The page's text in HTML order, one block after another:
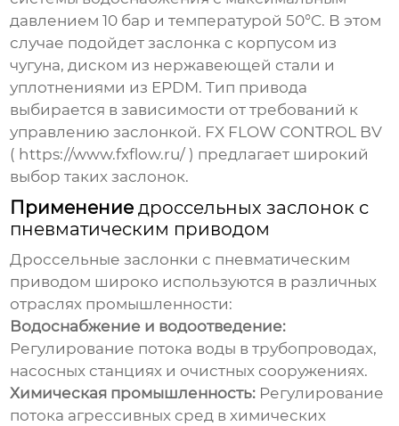
давлением 10 бар и температурой 50°C. В этом
случае подойдет заслонка с корпусом из
чугуна, диском из нержавеющей стали и
уплотнениями из EPDM. Тип привода
выбирается в зависимости от требований к
управлению заслонкой. FX FLOW CONTROL BV
( https://www.fxflow.ru/ ) предлагает широкий
выбор таких заслонок.
Применениедроссельных заслонок с
пневматическим приводом
Дроссельные заслонки с пневматическим
приводом широко используются в различных
отраслях промышленности:
Водоснабжение и водоотведение:
Регулирование потока воды в трубопроводах,
насосных станциях и очистных сооружениях.
Химическая промышленность: Регулирование
потока агрессивных сред в химических